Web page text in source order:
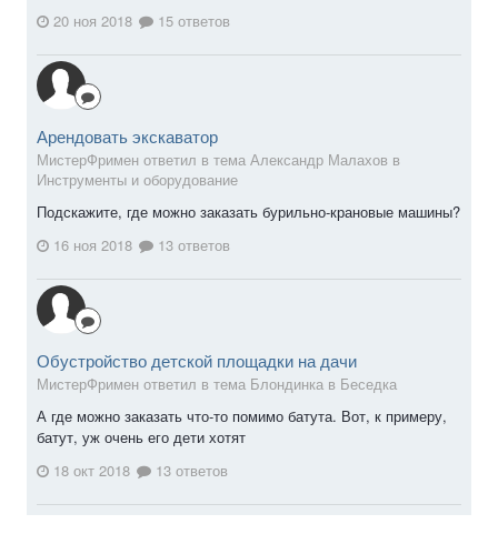
20 ноя 2018
15 ответов
Арендовать экскаватор
МистерФримен ответил в тема Александр Малахов в
Инструменты и оборудование
Подскажите, где можно заказать бурильно-крановые машины?
16 ноя 2018
13 ответов
Обустройство детской площадки на дачи
МистерФримен ответил в тема Блондинка в Беседка
А где можно заказать что-то помимо батута. Вот, к примеру,
батут, уж очень его дети хотят
18 окт 2018
13 ответов